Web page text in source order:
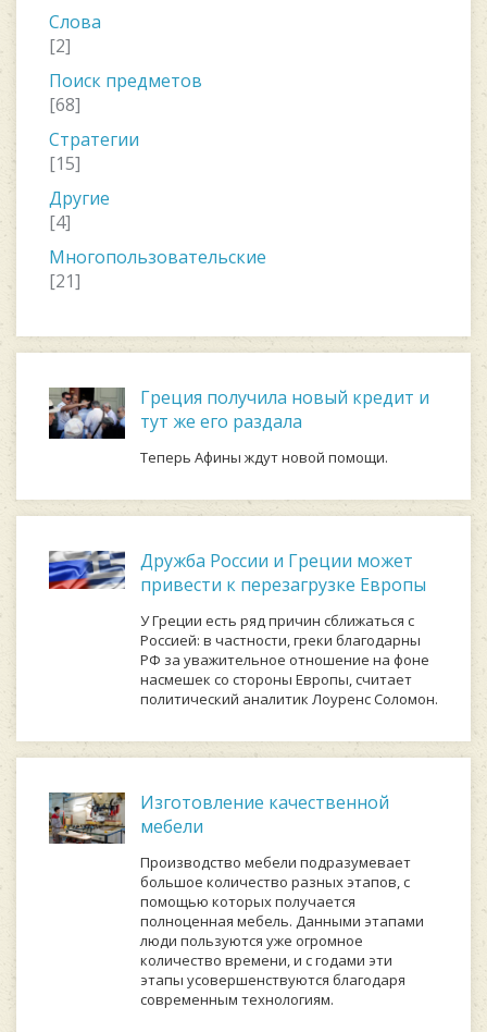
Слова
[2]
Поиск предметов
[68]
Стратегии
[15]
Другие
[4]
Многопользовательские
[21]
Греция получила новый кредит и
тут же его раздала
Теперь Афины ждут новой помощи.
Дружба России и Греции может
привести к перезагрузке Европы
У Греции есть ряд причин сближаться с
Россией: в частности, греки благодарны
РФ за уважительное отношение на фоне
насмешек со стороны Европы, считает
политический аналитик Лоуренс Соломон.
Изготовление качественной
мебели
Производство мебели подразумевает
большое количество разных этапов, с
помощью которых получается
полноценная мебель. Данными этапами
люди пользуются уже огромное
количество времени, и с годами эти
этапы усовершенствуются благодаря
современным технологиям.